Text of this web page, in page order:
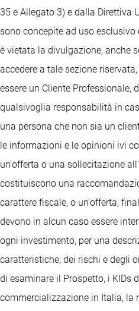
35 e Allegato 3) e dalla Direttiva
sono concepite ad uso
è vietata la divulgazione, anche
accedere a tale sezione
essere un Cliente Professionale,
qualsivoglia responsabilità in
una persona che non sia un
le informazioni e le opinioni ivi
un'offerta o una sollecitazione
costituiscono una
carattere fiscale, o un'offerta,
devono in alcun caso essere
ogni investimento, per una
caratteristiche, dei rischi e degli
di esaminare il Prospetto, i KIDs
commercializzazione in Italia, la